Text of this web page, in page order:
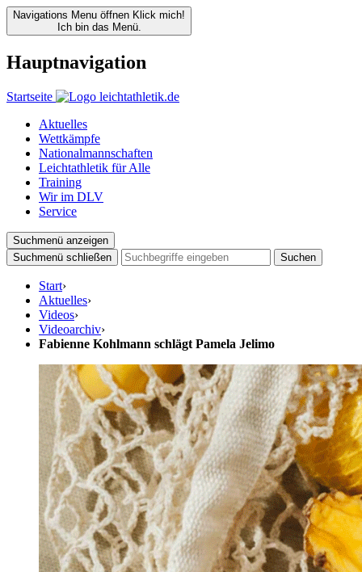
Navigations Menu öffnen Klick mich!
Ich bin das Menü.
Hauptnavigation
Startseite
Aktuelles
Wettkämpfe
Nationalmannschaften
Leichtathletik für Alle
Training
Wir im DLV
Service
Suchmenü anzeigen
Suchmenü schließen
Suchen
Start›
Aktuelles›
Videos›
Videoarchiv›
Fabienne Kohlmann schlägt Pamela Jelimo